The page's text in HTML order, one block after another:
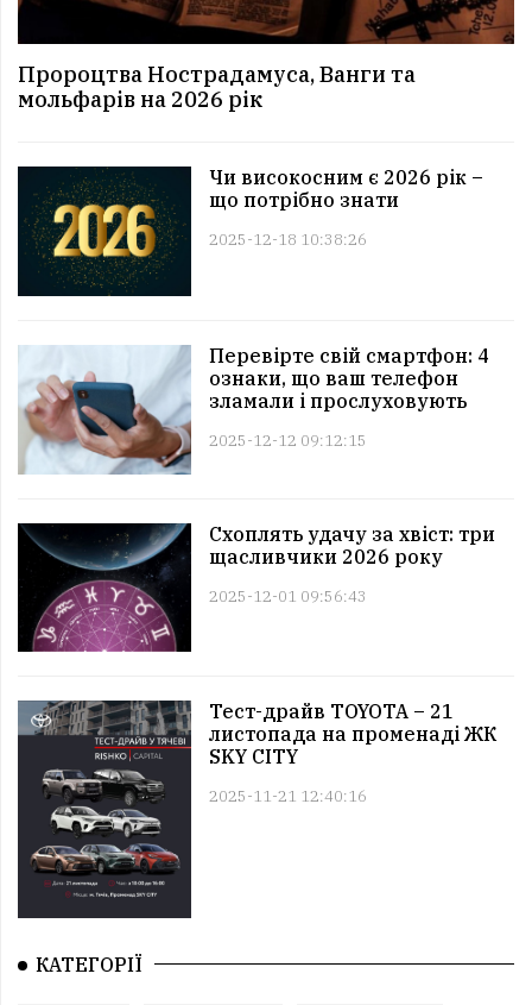
Пророцтва Нострадамуса, Ванги та
мольфарів на 2026 рік
Чи високосним є 2026 рік –
що потрібно знати
2025-12-18 10:38:26
Перевірте свій смартфон: 4
ознаки, що ваш телефон
зламали і прослуховують
2025-12-12 09:12:15
Схоплять удачу за хвіст: три
щасливчики 2026 року
2025-12-01 09:56:43
Тест-драйв TOYOTA – 21
листопада на променаді ЖК
SKY CITY
2025-11-21 12:40:16
КАТЕГОРІЇ